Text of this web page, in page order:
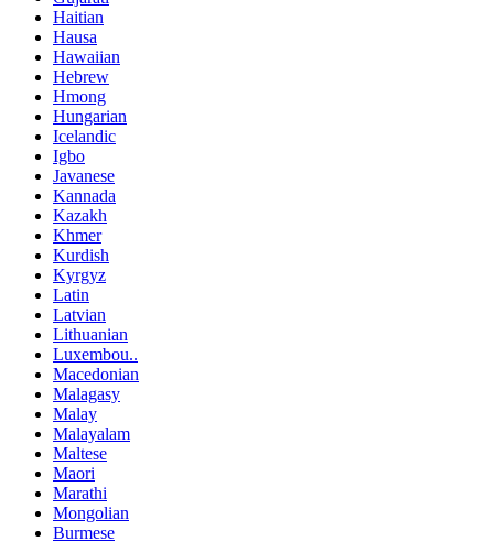
Haitian
Hausa
Hawaiian
Hebrew
Hmong
Hungarian
Icelandic
Igbo
Javanese
Kannada
Kazakh
Khmer
Kurdish
Kyrgyz
Latin
Latvian
Lithuanian
Luxembou..
Macedonian
Malagasy
Malay
Malayalam
Maltese
Maori
Marathi
Mongolian
Burmese